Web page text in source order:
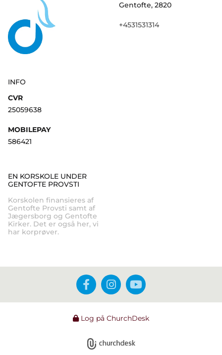
Gentofte, 2820
+4531531314
INFO
CVR
25059638
MOBILEPAY
586421
EN KORSKOLE UNDER
GENTOFTE PROVSTI
Korskolen finansieres af
Gentofte Provsti samt af
Jægersborg og Gentofte
Kirker. Det er også her, vi
har korprøver.
Log på ChurchDesk